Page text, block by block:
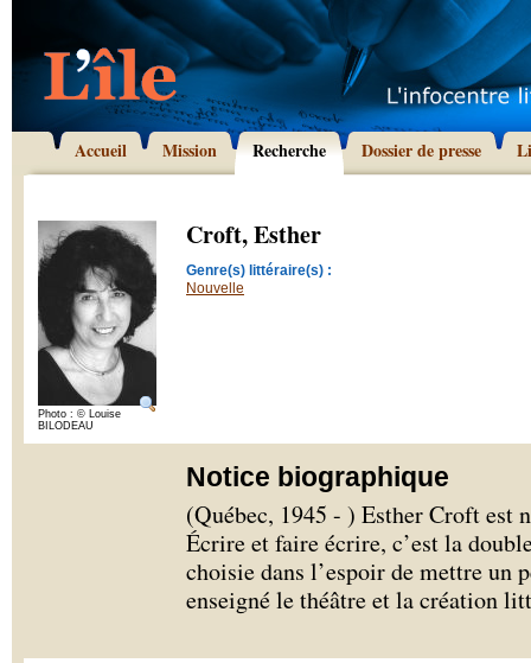
Accueil Mission Recherche Dossier de presse
Photo : © Louise
BILODEAU
Croft, Esther
Genre(s) littéraire(s) :
Nouvelle
Notice biographique
(Québec, 1945 - ) Esther Croft est
Écrire et faire écrire, c’est la
choisie dans l’espoir de mettre un
enseigné le théâtre et la création